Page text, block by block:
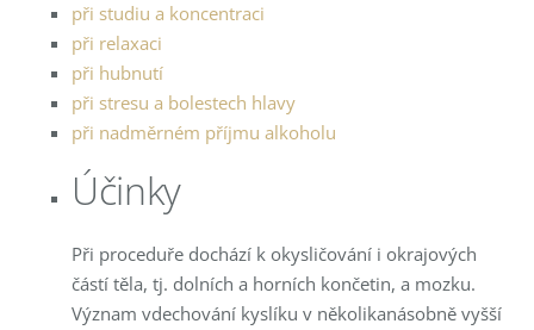
při studiu a koncentraci
při relaxaci
při hubnutí
při stresu a bolestech hlavy
při nadměrném příjmu alkoholu
Účinky
Při proceduře dochází k okysličování i okrajových
částí těla, tj. dolních a horních končetin, a mozku.
Význam vdechování kyslíku v několikanásobně vyšší